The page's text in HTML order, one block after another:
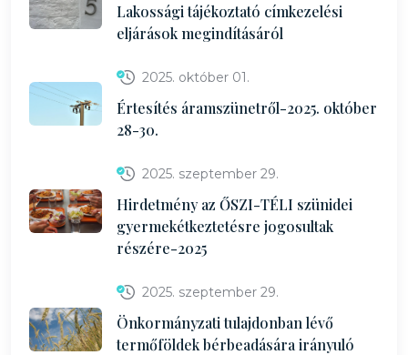
Lakossági tájékoztató címkezelési
eljárások megindításáról
2025. október 01.
Értesítés áramszünetről-2025. október
28-30.
2025. szeptember 29.
Hirdetmény az ŐSZI-TÉLI szünidei
gyermekétkeztetésre jogosultak
részére-2025
2025. szeptember 29.
Önkormányzati tulajdonban lévő
termőföldek bérbeadására irányuló